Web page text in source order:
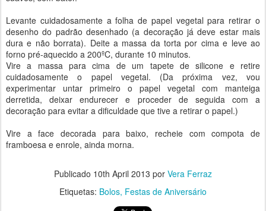
Levante cuidadosamente a folha de papel vegetal para retirar o
desenho do padrão desenhado (a decoração já deve estar mais
dura e não borrata). Deite a massa da torta por cima e leve ao
forno pré-aquecido a 200ºC, durante 10 minutos.
Vire a massa para cima de um tapete de silicone e retire
cuidadosamente o papel vegetal. (Da próxima vez, vou
experimentar untar primeiro o papel vegetal com manteiga
derretida, deixar endurecer e proceder de seguida com a
decoração para evitar a dificuldade que tive a retirar o papel.)
Vire a face decorada para baixo, recheie com compota de
framboesa e enrole, ainda morna.
Publicado 10th April 2013 por Vera Ferraz
Etiquetas: Bolos Festas de Aniversário